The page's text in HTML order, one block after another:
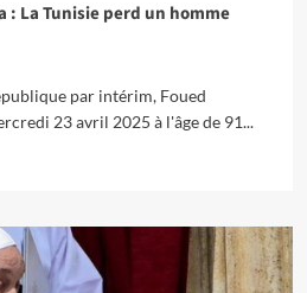
: La Tunisie perd un homme
par intérim, Foued
23 avril 2025 à l'âge de 91...